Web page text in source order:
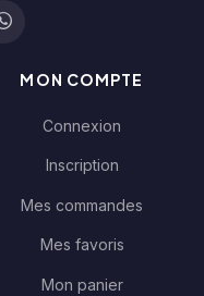
MON COMPTE
Connexion
Inscription
Mes commandes
Mes favoris
Mon panier